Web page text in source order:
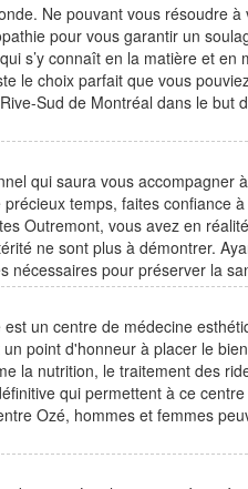
Ne pouvant vous résoudre à
pour vous garantir un
s’y connaît en la matière et en
le choix parfait que vous
Sud de Montréal dans le but
qui saura vous accompagner
temps, faites confiance
Outremont, vous avez en
ne sont plus à démontrer.
nécessaires pour préserver la
un centre de médecine
point d'honneur à placer le
la nutrition, le traitement des
qui permettent à ce
Ozé, hommes et femmes